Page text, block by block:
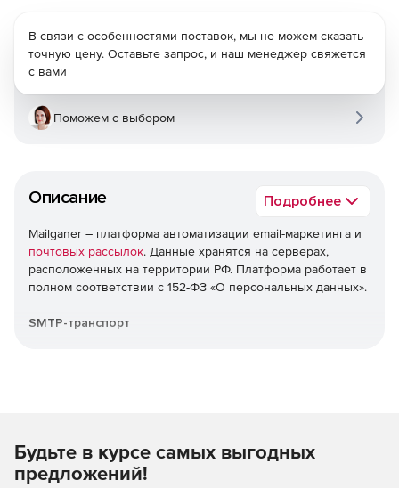
Описание Подробнее
Mailganer – платформа автоматизации email-маркетинга и
почтовых рассылок. Данные хранятся на серверах,
расположенных на территории РФ. Платформа работает в
полном соответствии с 152-ФЗ «О персональных данных».
SMTP-транспорт
Увеличение CTR до нужного результата. Простая
настройка основных триггеров: цепочки, связанные с
В связи с особенностями поставок, мы не можем сказать
точную цену. Оставьте запрос, и наш менеджер свяжется
с вами
Поможем с выбором
Будьте в курсе самых выгодных
предложений!